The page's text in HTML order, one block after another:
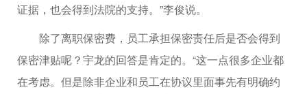
证据，也会得到法院的支持。”李俊说。
除了离职保密费，员工承担保密责任后是否会得到
保密津贴呢？宇龙的回答是肯定的。“这一点很多企业都
在考虑。但是除非企业和员工在协议里面事先有明确约